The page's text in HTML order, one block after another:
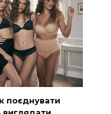
поєднувати